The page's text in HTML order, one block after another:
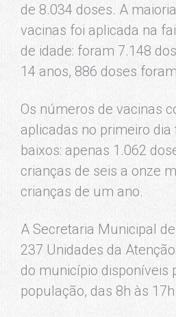
de 8.034 doses. A
vacinas foi aplicada na
de idade: foram 7.148
14 anos, 886 doses
Os números de vacinas
aplicadas no primeiro
baixos: apenas 1.062
crianças de seis a onze
crianças de um ano.
A Secretaria Municipal
237 Unidades da
do município disponíveis
população, das 8h às 17h.